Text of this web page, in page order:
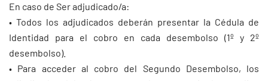
En caso de Ser adjudicado/a:
• Todos los adjudicados deberán presentar la Cédula de
Identidad para el cobro en cada desembolso (1º y 2º
desembolso).
• Para acceder al cobro del Segundo Desembolso, los